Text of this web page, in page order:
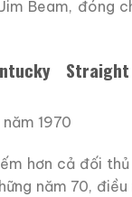
Beam, đóng
1970
hơn cả đối
năm 70, điều